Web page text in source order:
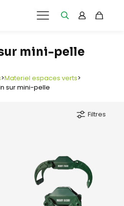
mini-pelle
>Materiel espaces verts>
sur mini-pelle
Filtres